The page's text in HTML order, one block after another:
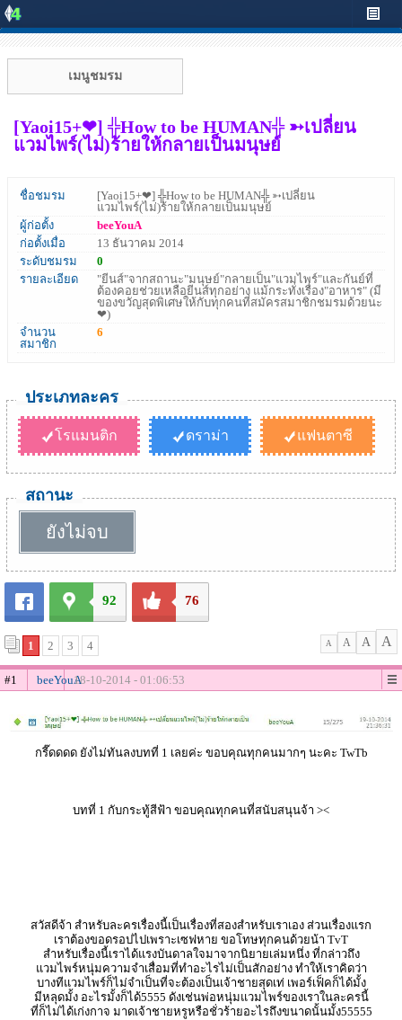
เมนูชมรม
[Yaoi15+❤] ╬How to be HUMAN╬ ➳เปลี่ยน
แวมไพร์(ไม่)ร้ายให้กลายเป็นมนุษย์
ชื่อชมรม
[Yaoi15+❤] ╬How to be HUMAN╬ ➳เปลี่ยน
แวมไพร์(ไม่)ร้ายให้กลายเป็นมนุษย์
ผู้ก่อตั้ง
beeYouA
ก่อตั้งเมื่อ
13 ธันวาคม 2014
ระดับชมรม
0
รายละเอียด
"ยีนส์"จากสถานะ"มนุษย์"กลายเป็น"แวมไพร์"และกันย์ที่
ต้องคอยช่วยเหลือยีนส์ทุกอย่าง แม้กระทั่งเรื่อง"อาหาร" (มี
ของขวัญสุดพิเศษให้กับทุกคนที่สมัครสมาชิกชมรมด้วยนะ
❤)
จำนวน
สมาชิก
6
ประเภทละคร
โรแมนติก ดราม่า แฟนตาซี
สถานะ
ยังไม่จบ
92 76
1 2 3 4 A A A A
#1 beeYouA18-10-2014 - 01:06:53
กรี๊ดดดด ยังไม่ทันลงบทที่ 1 เลยค่ะ ขอบคุณทุกคนมากๆ นะคะ TwTb
บทที่ 1 กับกระทู้สีฟ้า ขอบคุณทุกคนที่สนับสนุนจ้า ><
สวัสดีจ้า สำหรับละครเรื่องนี้เป็นเรื่องที่สองสำหรับเราเอง ส่วนเรื่องแรก
เราต้องขอดรอปไปเพราะเซฟหาย ขอโทษทุกคนด้วยน้า TvT
สำหรับเรื่องนี้เราได้แรงบันดาลใจมาจากนิยายเล่มหนึ่ง ที่กล่าวถึง
แวมไพร์หนุ่มความจำเสื่อมที่ทำอะไรไม่เป็นสักอย่าง ทำให้เราคิดว่า
บางทีแวมไพร์ก็ไม่จำเป็นที่จะต้องเป็นเจ้าชายสุดเท่ เพอร์เฟ็คก็ได้มั้ง
มีหลุดมั้ง อะไรมั้งก็ได้5555 ดังเช่นพ่อหนุ่มแวมไพร์ของเราในละครนี้
ที่ก็ไม่ได้เก่งกาจ มาดเจ้าชายหรูหรือชั่วร้ายอะไรถึงขนาดนั้นมั้ง55555